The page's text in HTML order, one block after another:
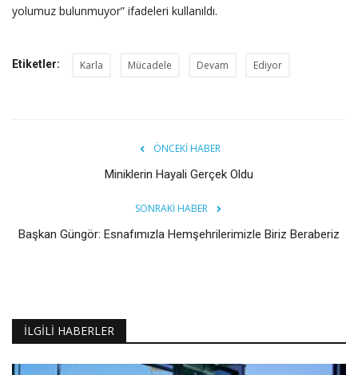
yolumuz bulunmuyor” ifadeleri kullanıldı.
Etiketler: Karla Mücadele Devam Ediyor
ÖNCEKI HABER
Miniklerin Hayali Gerçek Oldu
SONRAKI HABER
Başkan Güngör: Esnafımızla Hemşehrilerimizle Biriz Beraberiz
İLGILI HABERLER